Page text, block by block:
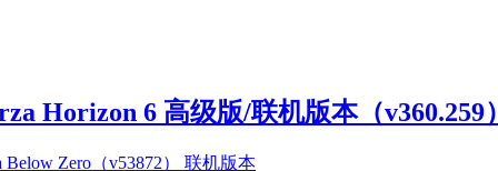
Horizon 6 高级版/联机版本（v360.259）